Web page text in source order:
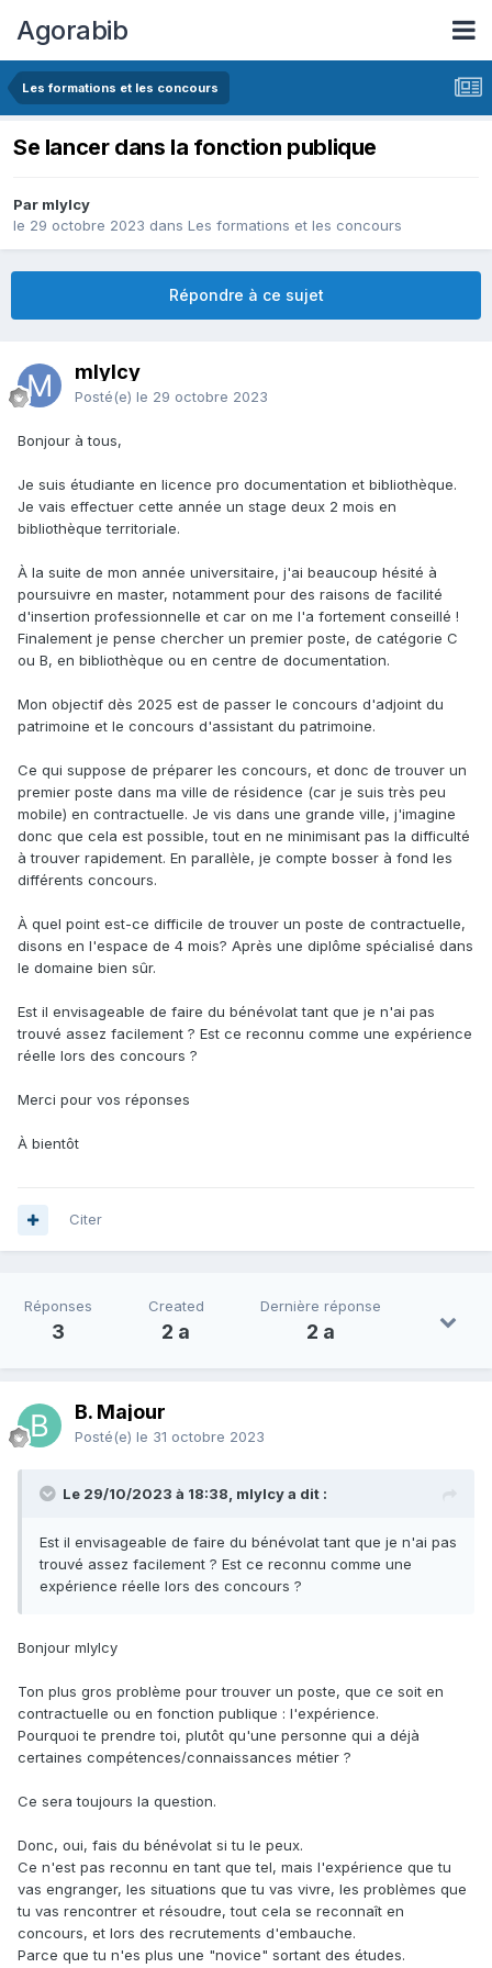
Agorabib
Les formations et les concours
Se lancer dans la fonction publique
Par mlylcy
le 29 octobre 2023 dans Les formations et les concours
Répondre à ce sujet
mlylcy
Posté(e) le 29 octobre 2023
Bonjour à tous,
Je suis étudiante en licence pro documentation et bibliothèque.
Je vais effectuer cette année un stage deux 2 mois en
bibliothèque territoriale.
À la suite de mon année universitaire, j'ai beaucoup hésité à
poursuivre en master, notamment pour des raisons de facilité
d'insertion professionnelle et car on me l'a fortement conseillé !
Finalement je pense chercher un premier poste, de catégorie C
ou B, en bibliothèque ou en centre de documentation.
Mon objectif dès 2025 est de passer le concours d'adjoint du
patrimoine et le concours d'assistant du patrimoine.
Ce qui suppose de préparer les concours, et donc de trouver un
premier poste dans ma ville de résidence (car je suis très peu
mobile) en contractuelle. Je vis dans une grande ville, j'imagine
donc que cela est possible, tout en ne minimisant pas la difficulté
à trouver rapidement. En parallèle, je compte bosser à fond les
différents concours.
À quel point est-ce difficile de trouver un poste de contractuelle,
disons en l'espace de 4 mois? Après une diplôme spécialisé dans
le domaine bien sûr.
Est il envisageable de faire du bénévolat tant que je n'ai pas
trouvé assez facilement ? Est ce reconnu comme une expérience
réelle lors des concours ?
Merci pour vos réponses
À bientôt
Citer
Réponses
3
Created
2 a
Dernière réponse
2 a
B. Majour
Posté(e) le 31 octobre 2023
Le 29/10/2023 à 18:38, mlylcy a dit :
Est il envisageable de faire du bénévolat tant que je n'ai pas
trouvé assez facilement ? Est ce reconnu comme une
expérience réelle lors des concours ?
Bonjour mlylcy
Ton plus gros problème pour trouver un poste, que ce soit en
contractuelle ou en fonction publique : l'expérience.
Pourquoi te prendre toi, plutôt qu'une personne qui a déjà
certaines compétences/connaissances métier ?
Ce sera toujours la question.
Donc, oui, fais du bénévolat si tu le peux.
Ce n'est pas reconnu en tant que tel, mais l'expérience que tu
vas engranger, les situations que tu vas vivre, les problèmes que
tu vas rencontrer et résoudre, tout cela se reconnaît en
concours, et lors des recrutements d'embauche.
Parce que tu n'es plus une "novice" sortant des études.